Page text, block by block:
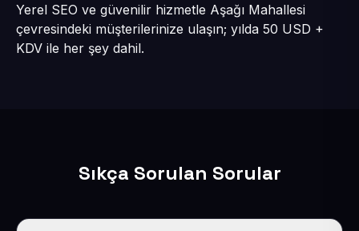
Yerel SEO ve güvenilir hizmetle Aşağı Mahallesi
çevresindeki müşterilerinize ulaşın; yılda 50 USD +
KDV ile her şey dahil.
Sıkça Sorulan Sorular